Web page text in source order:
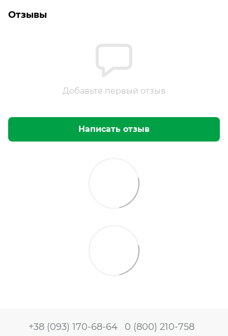
Отзывы
Добавьте первый отзыв
Написать отзыв
+38 (093) 170-68-64 0 (800) 210-758